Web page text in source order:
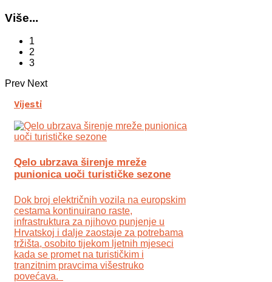
Više...
1
2
3
Prev Next
Vijesti
Qelo ubrzava širenje mreže
punionica uoči turističke sezone
Dok broj električnih vozila na europskim
cestama kontinuirano raste,
infrastruktura za njihovo punjenje u
Hrvatskoj i dalje zaostaje za potrebama
tržišta, osobito tijekom ljetnih mjeseci
kada se promet na turističkim i
tranzitnim pravcima višestruko
povećava.